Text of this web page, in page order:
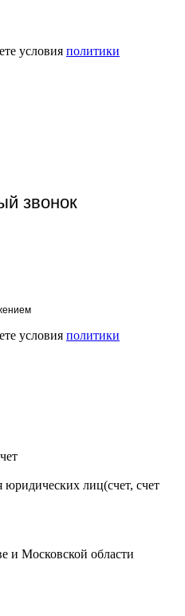
условия политики
звонок
условия политики
лиц(счет, счет
и Московской области